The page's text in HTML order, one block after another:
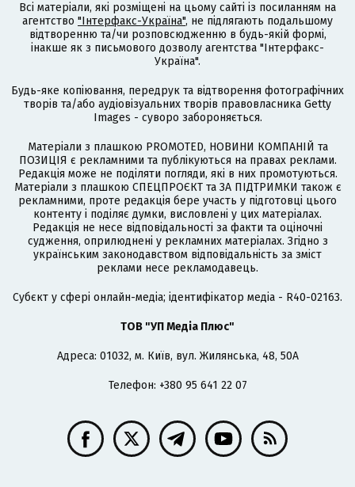
Всі матеріали, які розміщені на цьому сайті із посиланням на
агентство "Інтерфакс-Україна", не підлягають подальшому
відтворенню та/чи розповсюдженню в будь-якій формі,
інакше як з письмового дозволу агентства "Інтерфакс-
Україна".
Будь-яке копіювання, передрук та відтворення фотографічних
творів та/або аудіовізуальних творів правовласника Getty
Images - суворо забороняється.
Матеріали з плашкою PROMOTED, НОВИНИ КОМПАНІЙ та
ПОЗИЦІЯ є рекламними та публікуються на правах реклами.
Редакція може не поділяти погляди, які в них промотуються.
Матеріали з плашкою СПЕЦПРОЄКТ та ЗА ПІДТРИМКИ також є
рекламними, проте редакція бере участь у підготовці цього
контенту і поділяє думки, висловлені у цих матеріалах.
Редакція не несе відповідальності за факти та оціночні
судження, оприлюднені у рекламних матеріалах. Згідно з
українським законодавством відповідальність за зміст
реклами несе рекламодавець.
Cубєкт у сфері онлайн-медіа; ідентифікатор медіа - R40-02163.
ТОВ "УП Медіа Плюс"
Адреса: 01032, м. Київ, вул. Жилянська, 48, 50А
Телефон: +380 95 641 22 07